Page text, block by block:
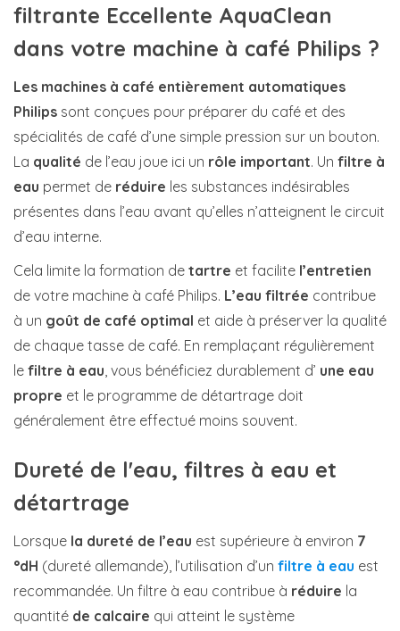
filtrante Eccellente AquaClean
dans votre machine à café Philips ?
Les machines à café entièrement automatiques
Philips sont conçues pour préparer du café et des
spécialités de café d’une simple pression sur un bouton.
La qualité de l’eau joue ici un rôle important. Un filtre à
eau permet de réduire les substances indésirables
présentes dans l’eau avant qu’elles n’atteignent le circuit
d’eau interne.
Cela limite la formation de tartre et facilite l’entretien
de votre machine à café Philips. L’eau filtrée contribue
à un goût de café optimal et aide à préserver la qualité
de chaque tasse de café. En remplaçant régulièrement
le filtre à eau , vous bénéficiez durablement d’ une eau
propre et le programme de détartrage doit
généralement être effectué moins souvent.
Dureté de l'eau, filtres à eau et
détartrage
Lorsque la dureté de l’eau est supérieure à environ 7
°dH (dureté allemande), l’utilisation d’un filtre à eau est
recommandée. Un filtre à eau contribue à réduire la
quantité de calcaire qui atteint le système